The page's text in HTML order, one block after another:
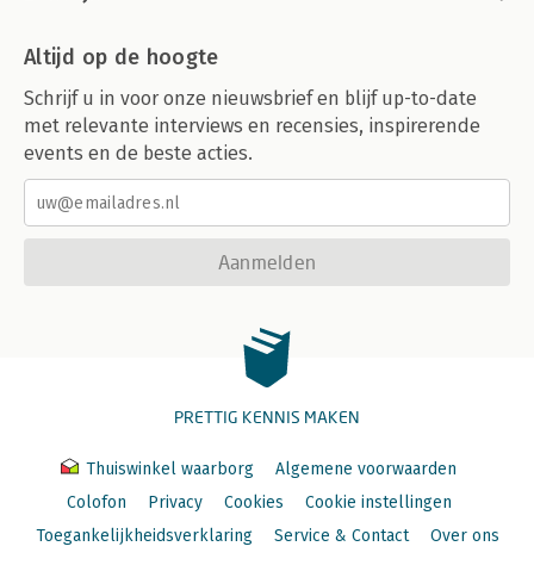
Altijd op de hoogte
Schrijf u in voor onze nieuwsbrief en blijf up-to-date
met relevante interviews en recensies, inspirerende
events en de beste acties.
Aanmelden
PRETTIG KENNIS MAKEN
Thuiswinkel waarborg
Algemene voorwaarden
Colofon
Privacy Cookies
Cookie instellingen
Toegankelijkheidsverklaring
Service & Contact Over ons